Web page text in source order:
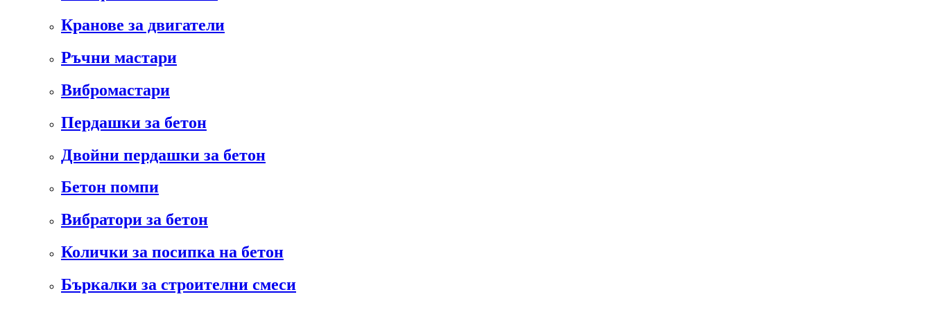
Кранове за двигатели
Ръчни мастари
Вибромастари
Пердашки за бетон
Двойни пердашки за бетон
Бетон помпи
Вибратори за бетон
Колички за посипка на бетон
Бъркалки за строителни смеси